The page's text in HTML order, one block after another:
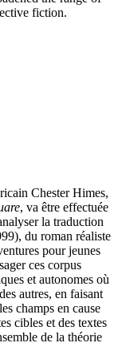
fiction.
Chester Himes,
, va être effectuée
la traduction
du roman réaliste
pour jeunes
ces corpus
et autonomes où
autres, en faisant
champs en cause
cibles et des textes
de la théorie